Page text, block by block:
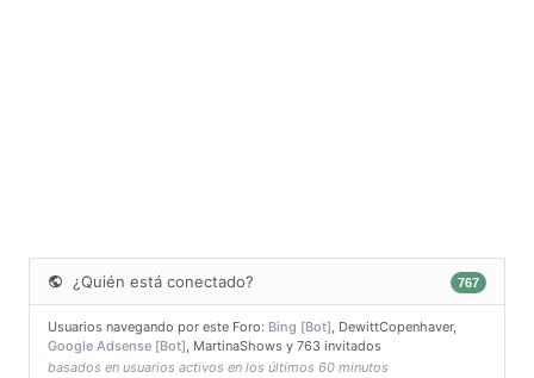
¿Quién está conectado? 767
Usuarios navegando por este Foro: Bing [Bot], DewittCopenhaver,
Google Adsense [Bot], MartinaShows y 763 invitados
basados en usuarios activos en los últimos 60 minutos